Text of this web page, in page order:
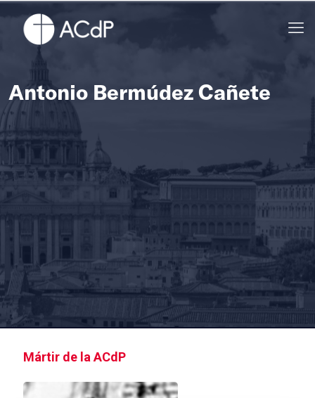
Antonio Bermúdez Cañete
Mártir de la ACdP